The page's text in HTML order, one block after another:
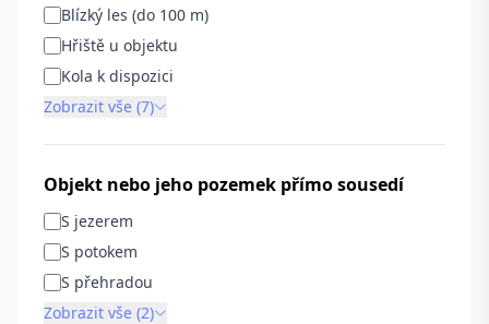
Blízký les (do 100 m)
Hřiště u objektu
Kola k dispozici
Zobrazit vše (7)
Objekt nebo jeho pozemek přímo sousedí
S jezerem
S potokem
S přehradou
Zobrazit vše (2)